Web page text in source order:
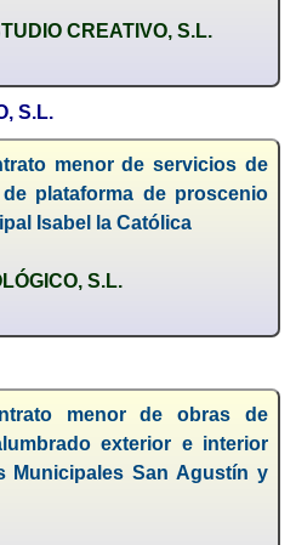
CREATIVO, S.L.
S.L.
menor de servicios de
plataforma de proscenio
Isabel la Católica
S.L.
menor de obras de
exterior e interior
Municipales San Agustín y